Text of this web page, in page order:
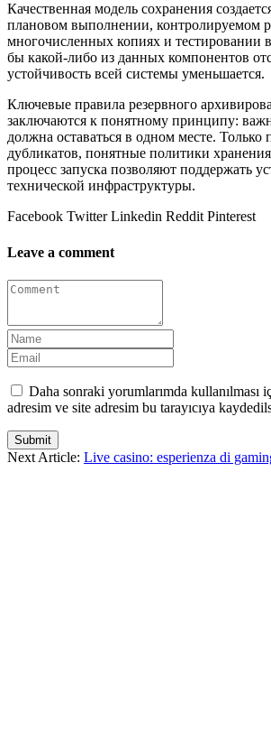
Качественная модель сохранения
плановом выполнении, контролируемом
многочисленных копиях и тестировании
бы какой-либо из данных компонентов
устойчивость всей системы уменьшается.
Ключевые правила резервного
заключаются к понятному принципу:
должна оставаться в одном месте. Только
дубликатов, понятные политики
процесс запуска позволяют поддержать
технической инфраструктуры.
Facebook Twitter Linkedin Reddit Pinterest
Leave a comment
Daha sonraki yorumlarımda kullanılması
adresim ve site adresim bu tarayıcıya
Submit
Next Article: Live casino: esperienza di